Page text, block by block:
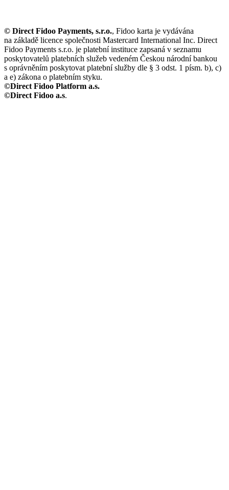
© Direct Fidoo Payments, s.r.o., Fidoo karta je vydávána
na základě licence společnosti Mastercard International Inc. Direct
Fidoo Payments s.r.o. je platební instituce zapsaná v seznamu
poskytovatelů platebních služeb vedeném Českou národní bankou
s oprávněním poskytovat platební služby dle § 3 odst. 1 písm. b), c)
a e) zákona o platebním styku.
©Direct Fidoo Platform a.s.
©Direct Fidoo a.s.